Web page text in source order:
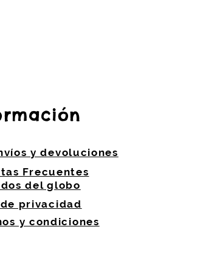
y devoluciones
Frecuentes
del globo
privacidad
y condiciones